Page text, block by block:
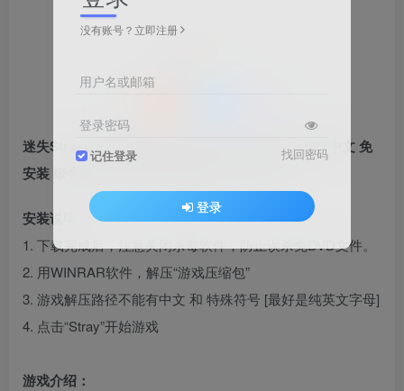
迷失Stray MOD整合版 [主角变成 快乐的小狗] 简体中文 免
安装 绿色版 [亲测可用 解压即玩]【6.21GB】
安装说明：
1. 下载完成后，注意关闭杀毒软件，防止误杀免DVD文件。
2. 用WINRAR软件，解压“游戏压缩包”
3. 游戏解压路径不能有中文 和 特殊符号 [最好是纯英文字母]
4. 点击“Stray”开始游戏
游戏介绍：
没有账号？立即注册
用户名或邮箱
登录密码
记住登录 找回密码
登录